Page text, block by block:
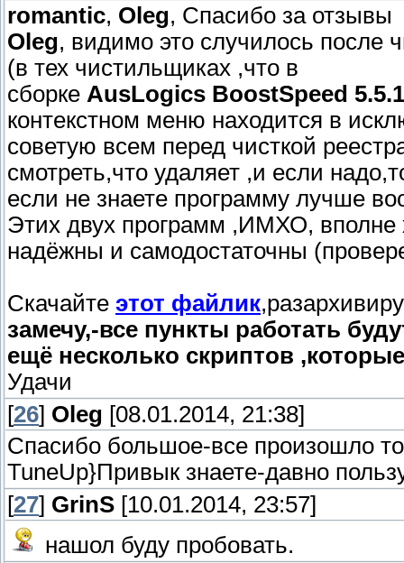
romantic, Oleg, Спасибо за отзывы
Oleg, видимо это случилось после
(в тех чистильщиках ,что в
сборке AusLogics BoostSpeed
контекстном меню находится в
советую всем перед чисткой
смотреть,что удаляет ,и если
если не знаете программу лучше
Этих двух программ ,ИМХО, вполне
надёжны и самодостаточны
Скачайте этот файлик
замечу,-все пункты работать
ещё несколько скриптов
Удачи
[26] Oleg [08.01.2014, 21:38]
Спасибо большое-все произошло
TuneUp}Привык знаете-давно
[27] GrinS [10.01.2014, 23:57]
нашол буду пробовать.